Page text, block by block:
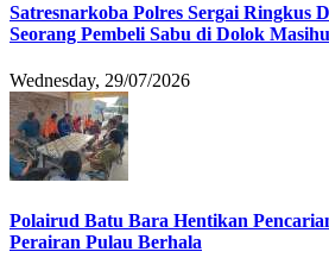
Satresnarkoba Polres Sergai Ringkus
Seorang Pembeli Sabu di Dolok
Wednesday, 29/07/2026
Polairud Batu Bara Hentikan
Perairan Pulau Berhala